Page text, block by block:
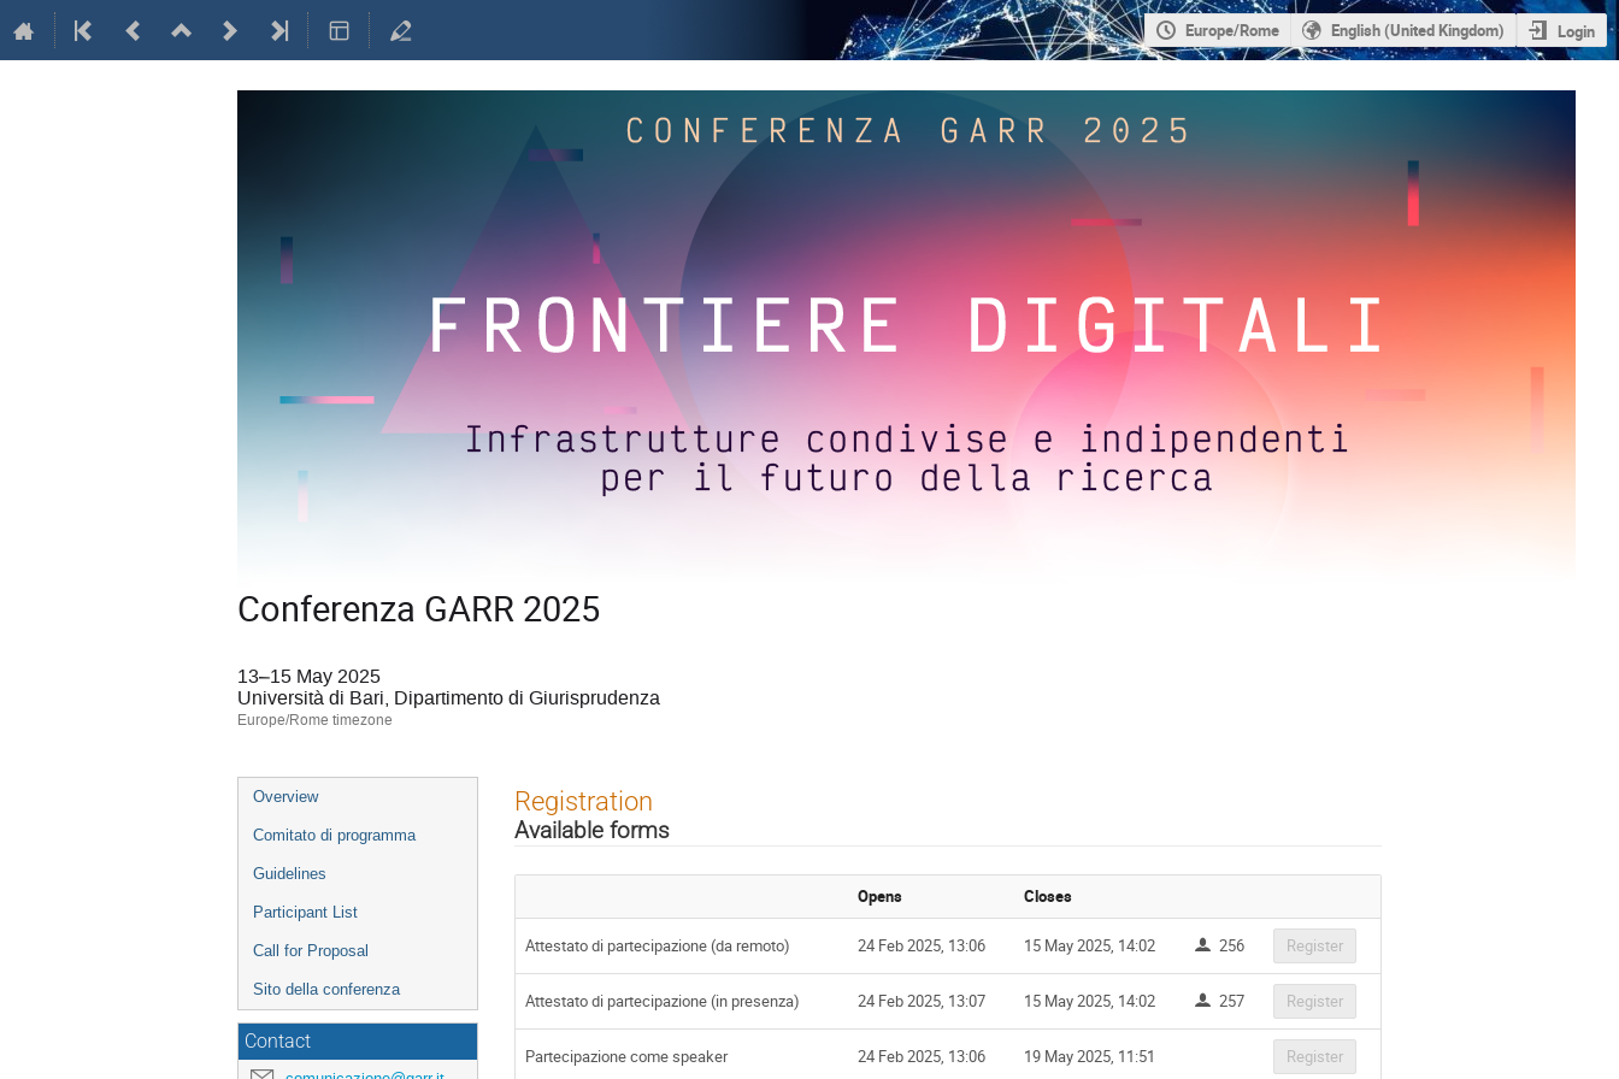
Europe/Rome English (United Kingdom) Login
Conferenza GARR 2025
13–15 May 2025
Università di Bari, Dipartimento di Giurisprudenza
Europe/Rome timezone
Event
menu
Overview
Comitato di programma
Guidelines
Participant List
Call for Proposal
Sito della conferenza
Contact
Registration
Available forms
Opens Closes
Attestato di partecipazione (da remoto) 24 Feb 2025, 13:06 15 May 2025, 14:02 256 Register
Attestato di partecipazione (in presenza) 24 Feb 2025, 13:07 15 May 2025, 14:02 257 Register
Partecipazione come speaker 24 Feb 2025, 13:06 19 May 2025, 11:51 Register